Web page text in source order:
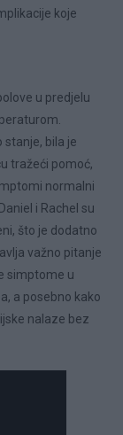
koje
u predjelu
stanje, bila je
tražeći pomoć,
normalni
i Rachel su
što je dodatno
važno pitanje
simptome u
a posebno kako
nalaze bez